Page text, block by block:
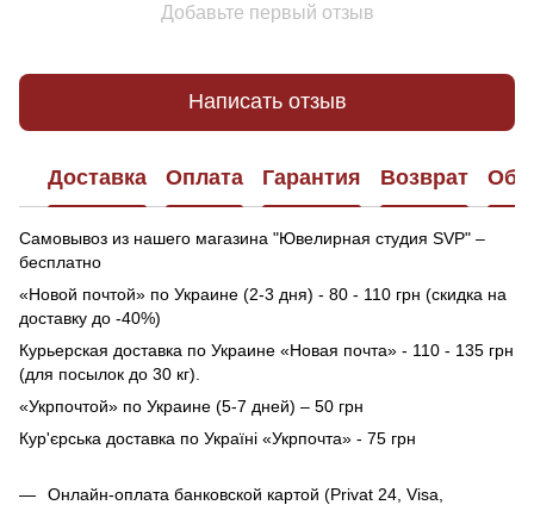
Добавьте первый отзыв
Написать отзыв
Доставка Оплата Гарантия Возврат
Самовывоз из нашего магазина "Ювелирная студия SVP" –
бесплатно
«Новой почтой» по Украине (2-3 дня) - 80 - 110 грн (скидка на
доставку до -40%)
Курьерская доставка по Украине «Новая почта» - 110 - 135 грн
(для посылок до 30 кг).
«Укрпочтой» по Украине (5-7 дней) – 50 грн
Кур'єрська доставка по Україні «Укрпочта» - 75 грн
Онлайн-оплата банковской картой (Privat 24, Visa,